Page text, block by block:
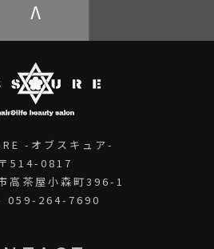
V
-オブスキュア-
〒514-0817
高茶屋小森町396-1
059-264-7690